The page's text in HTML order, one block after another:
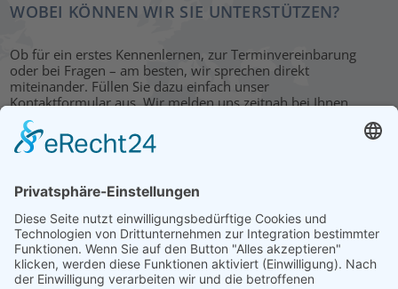
WOBEI KÖNNEN WIR SIE UNTERSTÜTZEN?
Ob für ein erstes Kennenlernen, zur Terminvereinbarung
oder bei Fragen – am besten, wir sprechen direkt
miteinander. Füllen Sie dazu einfach unser
Kontaktformular aus. Wir melden uns zeitnah bei Ihnen.
KONTAKT
HAUPTBÜRO: LEIPZIG
Hohe Straße 11